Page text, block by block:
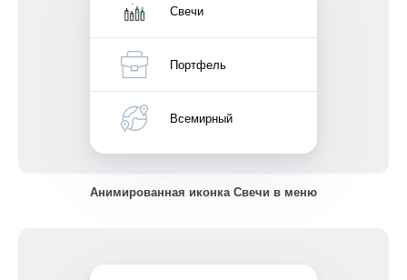
Свечи
Портфель
Всемирный
Анимированная иконка Свечи в меню